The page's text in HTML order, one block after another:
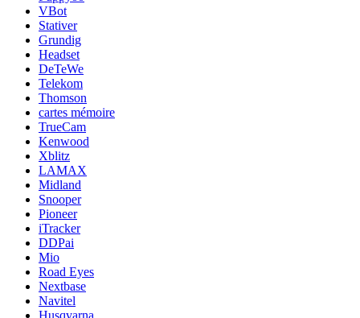
VBot
Stativer
Grundig
Headset
DeTeWe
Telekom
Thomson
cartes mémoire
TrueCam
Kenwood
Xblitz
LAMAX
Midland
Snooper
Pioneer
iTracker
DDPai
Mio
Road Eyes
Nextbase
Navitel
Husqvarna